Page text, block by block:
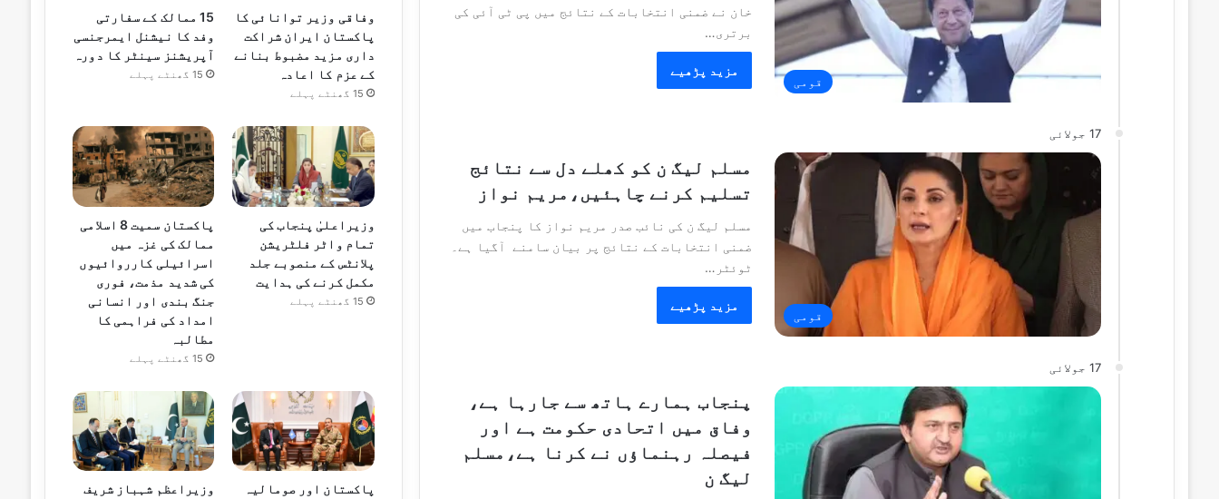
قومی
خان نے ضمنی انتخابات کے نتائج میں پی ٹی آئی کی
برتری…
مزید پڑھیے
17 جولائی
قومی
مسلم لیگ ن کو کھلے دل سے نتائج
تسلیم کرنے چاہئیں،مریم نواز
مسلم لیگ ن کی نائب صدر مریم نواز کا پنجاب میں
ضمنی انتخابات کے نتائج پر بیان سامنے آگیا ہے۔
ٹوئٹر…
مزید پڑھیے
17 جولائی
پنجاب ہمارے ہاتھ سے جارہا ہے،
وفاق میں اتحادی حکومت ہے اور
فیصلہ رہنماؤں نے کرنا ہے،مسلم
لیگ ن
وفاقی وزیر توانائی کا
پاکستان ایران شراکت
داری مزید مضبوط بنانے
کے عزم کا اعادہ
15 گھنٹے پہلے
15 ممالک کے سفارتی
وفد کا نیشنل ایمرجنسی
آپریشنز سینٹر کا دورہ
15 گھنٹے پہلے
وزیراعلیٰ پنجاب کی
تمام واٹر فلٹریشن
پلانٹس کے منصوبے جلد
مکمل کرنے کی ہدایت
15 گھنٹے پہلے
پاکستان سمیت 8 اسلامی
ممالک کی غزہ میں
اسرائیلی کارروائیوں
کی شدید مذمت، فوری
جنگ بندی اور انسانی
امداد کی فراہمی کا
مطالبہ
15 گھنٹے پہلے
پاکستان اور صومالیہ
وزیراعظم شہباز شریف